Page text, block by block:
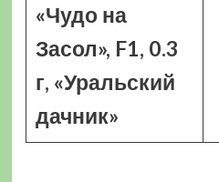
«Чудо на
Засол», F1, 0.3
г, «Уральский
дачник»